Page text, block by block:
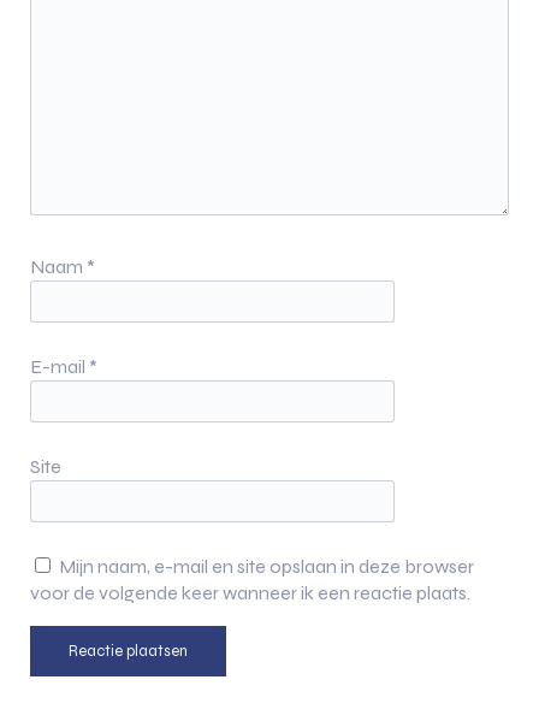
Naam *
E-mail *
Site
Mijn naam, e-mail en site opslaan in deze browser
voor de volgende keer wanneer ik een reactie plaats.